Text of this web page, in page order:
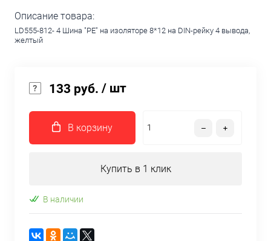
Описание товара:
LD555-812- 4 Шина "PE" на изоляторе 8*12 на DIN-рейку 4 вывода,
желтый
133 руб. / шт
В корзину
Купить в 1 клик
В наличии